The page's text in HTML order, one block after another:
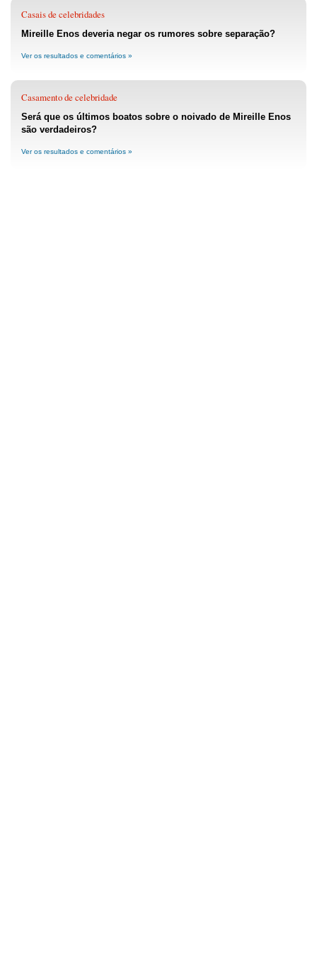
Casais de celebridades
Mireille Enos deveria negar os rumores sobre separação?
Ver os resultados e comentários »
Casamento de celebridade
Será que os últimos boatos sobre o noivado de Mireille Enos
são verdadeiros?
Ver os resultados e comentários »